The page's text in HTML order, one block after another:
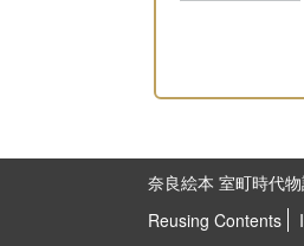
奈良絵本 室町時代
Reusing Contents